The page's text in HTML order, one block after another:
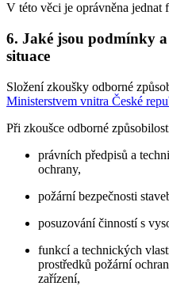
V této věci je oprávněna jednat
6. Jaké jsou podmínky
situace
Složení zkoušky odborné
Ministerstvem vnitra České
Při zkoušce odborné
právních předpisů a
ochrany,
požární bezpečnosti
posuzování činností s
funkcí a technických
prostředků požární
zařízení,